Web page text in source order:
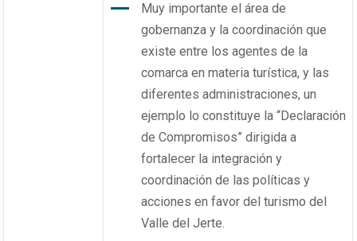
Muy importante el área de
gobernanza y la coordinación que
existe entre los agentes de la
comarca en materia turística, y las
diferentes administraciones, un
ejemplo lo constituye la “Declaración
de Compromisos” dirigida a
fortalecer la integración y
coordinación de las políticas y
acciones en favor del turismo del
Valle del Jerte.